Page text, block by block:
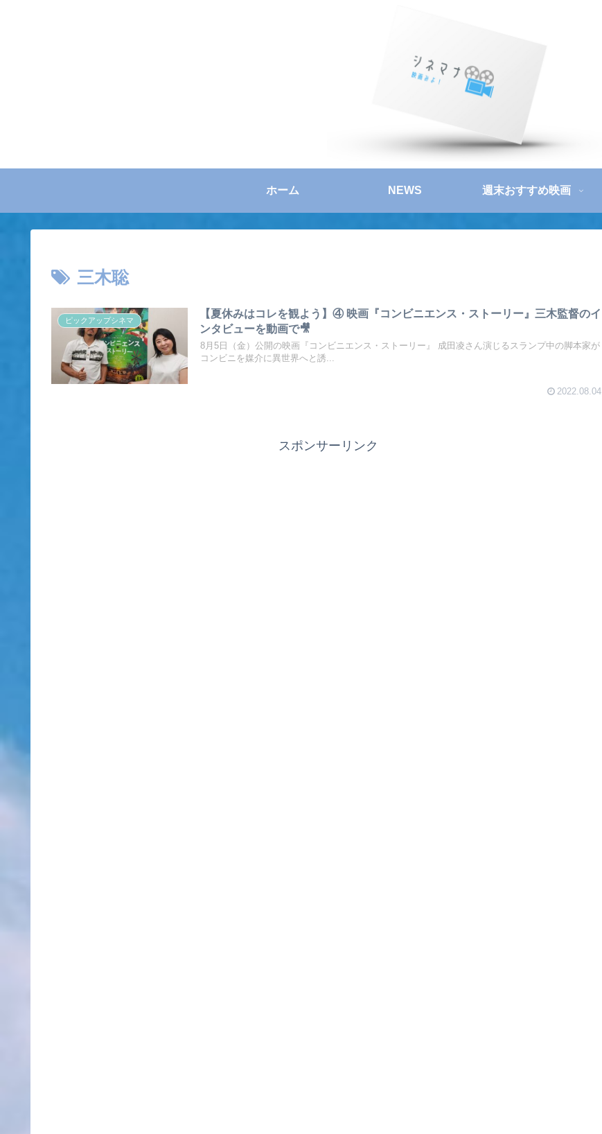
ホーム NEWS 週末おすすめ映画
三木聡
ピックアップシネマ
【夏休みはコレを観よう】④ 映画『コンビニエンス・ストーリー』三木監督のイ
ンタビューを動画で🎥
8月5日（金）公開の映画『コンビニエンス・ストーリー』 成田凌さん演じるスランプ中の脚本家が
コンビニを媒介に異世界へと誘...
2022.08.04
スポンサーリンク